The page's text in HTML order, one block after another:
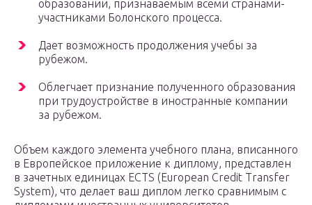
образовании, признаваемым всеми странами-
участниками Болонского процесса.
Дает возможность продолжения учебы за
рубежом.
Облегчает признание полученного образования
при трудоустройстве в иностранные компании
за рубежом.
Объем каждого элемента учебного плана, вписанного
в Европейское приложение к диплому, представлен
в зачетных единицах ECTS (European Credit Transfer
System), что делает ваш диплом легко сравнимым с